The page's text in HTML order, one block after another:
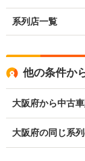
系列店一覧
他の条件か
大阪府から中古
大阪府の同じ系